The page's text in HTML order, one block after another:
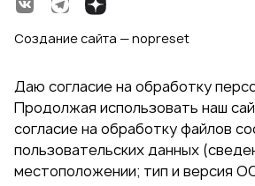
Создание сайта — nopreset
Даю согласие на обработку
Продолжая использовать наш
согласие на обработку файлов
пользовательских данных
местоположении; тип и версия